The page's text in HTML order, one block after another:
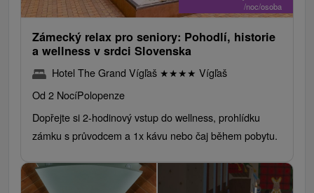
/noc/osoba
Zámecký relax pro seniory: Pohodlí, historie
a wellness v srdci Slovenska
Hotel The Grand Vígľaš ★★★★ Vígľaš
Od 2 NocíPolopenze
Dopřejte si 2-hodinový vstup do wellness, prohlídku
zámku s průvodcem a 1x kávu nebo čaj během pobytu.